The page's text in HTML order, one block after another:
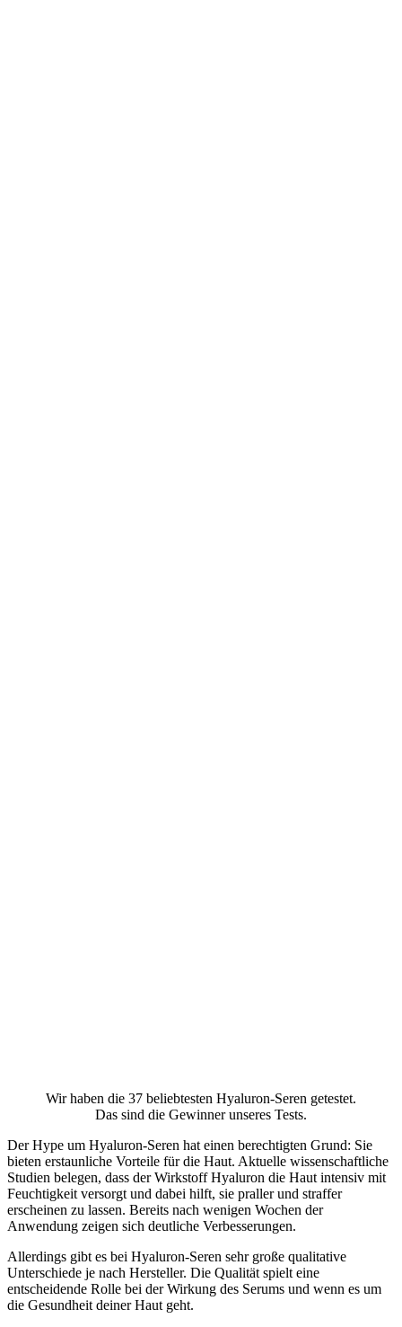
Wir haben die 37 beliebtesten Hyaluron-Seren getestet.
Das sind die Gewinner unseres Tests.
Der Hype um Hyaluron-Seren hat einen berechtigten Grund: Sie
bieten erstaunliche Vorteile für die Haut. Aktuelle wissenschaftliche
Studien belegen, dass der Wirkstoff Hyaluron die Haut intensiv mit
Feuchtigkeit versorgt und dabei hilft, sie praller und straffer
erscheinen zu lassen. Bereits nach wenigen Wochen der
Anwendung zeigen sich deutliche Verbesserungen.
Allerdings gibt es bei Hyaluron-Seren sehr große qualitative
Unterschiede je nach Hersteller. Die Qualität spielt eine
entscheidende Rolle bei der Wirkung des Serums und wenn es um
die Gesundheit deiner Haut geht.